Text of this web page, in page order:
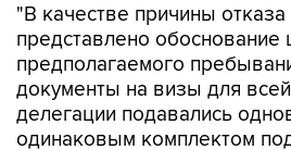
"В качестве причины
представлено обоснование
предполагаемого
документы на визы для
делегации подавались
одинаковым комплектом